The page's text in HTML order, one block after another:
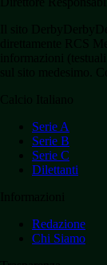
Serie A
Serie B
Serie C
Dilettanti
Redazione
Chi Siamo